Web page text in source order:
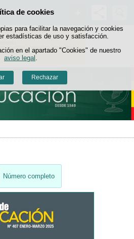
de cookies
para facilitar la navegación y cookies
estadísticas de uso y satisfacción.
en el apartado "Cookies" de nuestro
aviso legal
Rechazar
Saltar al contenido
Número completo